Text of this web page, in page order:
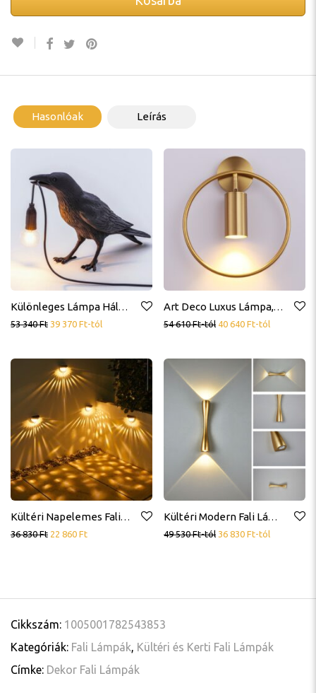
Hasonlóak Leírás
Különleges Lámpa Hálóba, Irodába, Asztali, Madár Dizájn
53 340Ft 39 370 Ft-tól
Art Deco Luxus Lámpa, Arany Színű, Fekete, Nappaliba, Előszobába, Hálóba, Ledes
54 610Ft-tól 40 640 Ft-tól
Kültéri Napelemes Fali Lámpa Szett, 4 Db., Kertbe, Lépcsőhöz, Udvarra, Ledes
36 830Ft 22 860 Ft
Kültéri Modern Fali Lámpa, Luxus, Arany Színű, Fehér, fekete, Vízálló, Led
49 530Ft-tól 36 830 Ft-tól
Cikkszám: 1005001782543853
Kategóriák: Fali Lámpák, Kültéri és Kerti Fali Lámpák
Címke: Dekor Fali Lámpák